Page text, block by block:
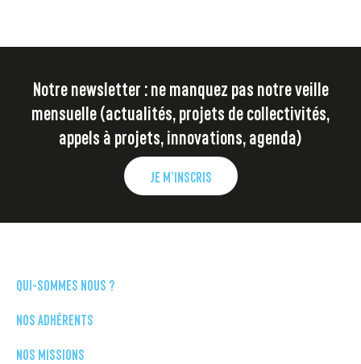
Notre newsletter : ne manquez pas notre veille
mensuelle (actualités, projets de collectivités,
appels à projets, innovations, agenda)
JE M’INSCRIS
QUI-SOMMES NOUS ?
NOS ADHÉRENTS
NOS MISSIONS